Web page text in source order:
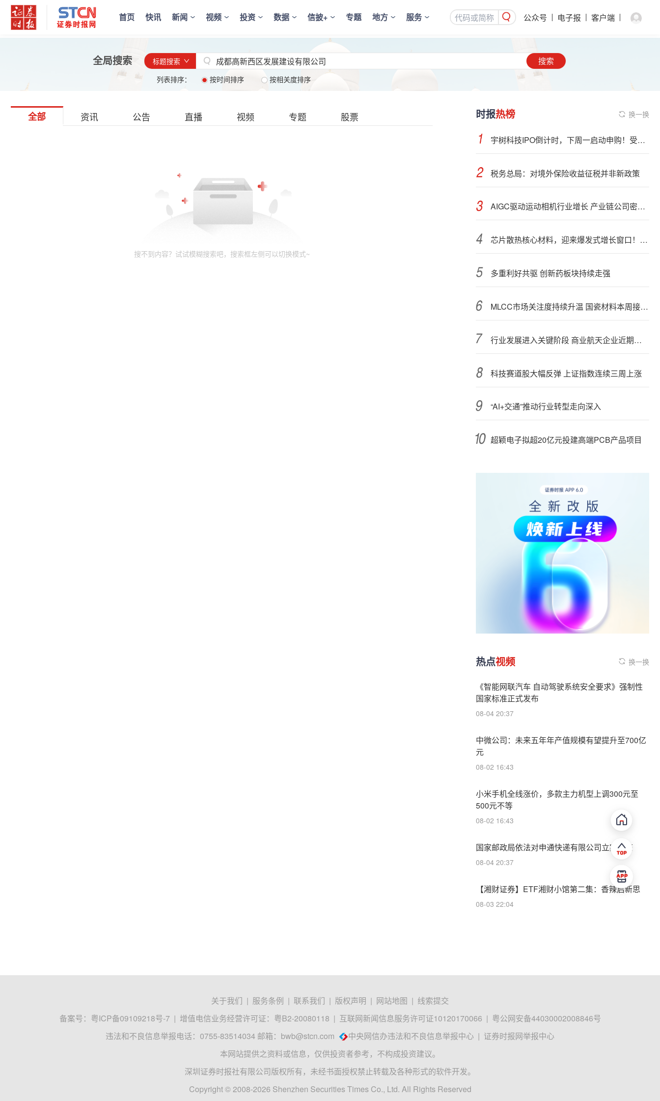
首页 快讯 新闻 视频 投资 数据 信披+ 专题 地方 服务 公众号 电子报 客户端
全局搜索 标题搜索 搜索
列表排序： 按时间排序 按相关度排序
全部 资讯 公告 直播 视频 专题 股票
搜不到内容？试试模糊搜索吧，搜索框左侧可以切换模式~
时报热榜 换一换
宇树科技IPO倒计时，下周一启动申购！受益股曝光
税务总局：对境外保险收益征税并非新政策
AIGC驱动运动相机行业增长 产业链公司密集布局光学与AI芯片
芯片散热核心材料，迎来爆发式增长窗口！3只概念股年内涨幅翻倍
多重利好共驱 创新药板块持续走强
MLCC市场关注度持续升温 国瓷材料本周接受152家机构调研
行业发展进入关键阶段 商业航天企业近期密集融资
科技赛道股大幅反弹 上证指数连续三周上涨
“AI+交通”推动行业转型走向深入
超颖电子拟超20亿元投建高端PCB产品项目
热点视频 换一换
《智能网联汽车 自动驾驶系统安全要求》强制性
国家标准正式发布
08-04 20:37
中微公司：未来五年年产值规模有望提升至700亿
元
08-02 16:43
小米手机全线涨价，多款主力机型上调300元至
500元不等
08-02 16:43
国家邮政局依法对申通快递有限公司立案调查
08-04 20:37
【湘财证券】ETF湘财小馆第二集：香辣启新思
08-03 22:04
关于我们 | 服务条例 | 联系我们 | 版权声明 | 网站地图 | 线索提交
备案号： 粤ICP备09109218号-7 | 增值电信业务经营许可证：粤B2-20080118 | 互联网新闻信息服务许可证10120170066 | 粤公网安备44030002008846号
违法和不良信息举报电话：0755-83514034 邮箱： bwb@stcn.com 中央网信办违法和不良信息举报中心 | 证券时报网举报中心
本网站提供之资料或信息，仅供投资者参考，不构成投资建议。
深圳证券时报社有限公司版权所有，未经书面授权禁止转载及各种形式的软件开发。
Copyright © 2008-2026 Shenzhen Securities Times Co., Ltd. All Rights Reserved